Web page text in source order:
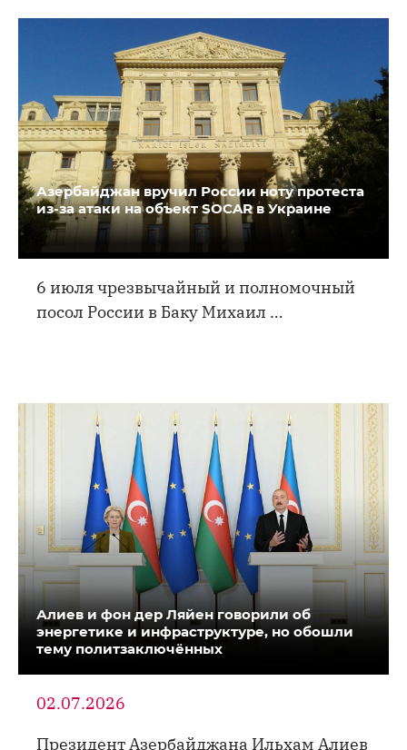
Азербайджан вручил России ноту протеста
из-за атаки на объект SOCAR в Украине
6 июля чрезвычайный и полномочный
посол России в Баку Михаил …
Алиев и фон дер Ляйен говорили об
энергетике и инфраструктуре, но обошли
тему политзаключённых
02.07.2026
Президент Азербайджана Ильхам Алиев